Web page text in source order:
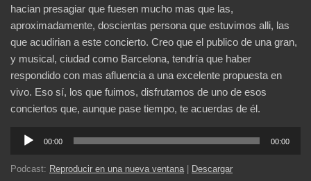
hacian presagiar que fuesen mucho mas que las,
aproximadamente, doscientas persona que estuvimos alli, las
que acudirian a este concierto. Creo que el publico de una gran,
y musical, ciudad como Barcelona, tendría que haber
respondido con mas afluencia a una excelente propuesta en
vivo. Eso sí, los que fuimos, disfrutamos de uno de esos
conciertos que, aunque pase tiempo, te acuerdas de él.
Reproductor
audio
00:00 00:00
Podcast: Reproducir en una nueva ventana| Descargar